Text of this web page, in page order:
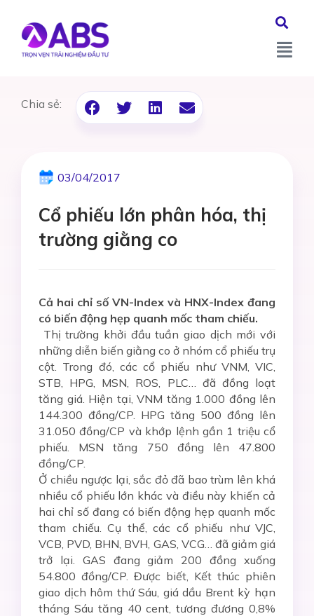
Chia sẻ:
03/04/2017
Cổ phiếu lớn phân hóa, thị
trường giằng co
Cả hai chỉ số VN-Index và HNX-Index đang
có biến động hẹp quanh mốc tham chiếu.
Thị trường khởi đầu tuần giao dịch mới với
những diễn biến giằng co ở nhóm cổ phiếu trụ
cột. Trong đó, các cổ phiếu như VNM, VIC,
STB, HPG, MSN, ROS, PLC… đã đồng loạt
tăng giá. Hiện tại, VNM tăng 1.000 đồng lên
144.300 đồng/CP. HPG tăng 500 đồng lên
31.050 đồng/CP và khớp lệnh gần 1 triệu cổ
phiếu. MSN tăng 750 đồng lên 47.800
đồng/CP.
Ở chiều ngược lại, sắc đỏ đã bao trùm lên khá
nhiều cổ phiếu lớn khác và điều này khiến cả
hai chỉ số đang có biến động hẹp quanh mốc
tham chiếu. Cụ thể, các cổ phiếu như VJC,
VCB, PVD, BHN, BVH, GAS, VCG… đã giảm giá
trở lại. GAS đang giảm 200 đồng xuống
54.800 đồng/CP. Được biết, Kết thúc phiên
giao dịch hôm thứ Sáu, giá dầu Brent kỳ hạn
tháng Sáu tăng 40 cent, tương đương 0,8%